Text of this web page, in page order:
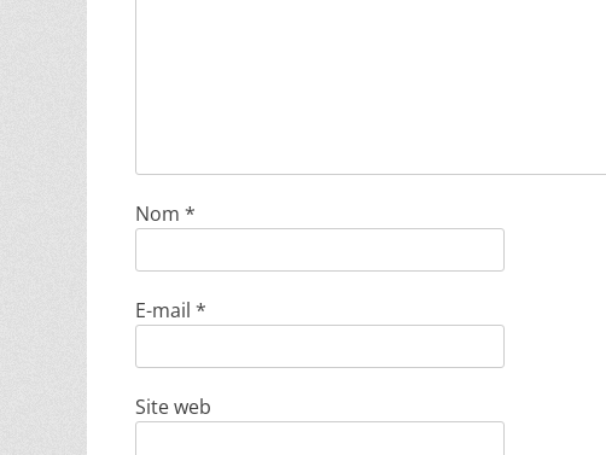
Nom *
E-mail *
Site web